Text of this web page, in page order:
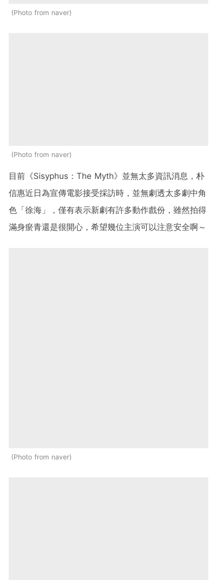
Photo from naver
Photo from naver
目前《Sisyphus：The Myth》並無太多資訊消息，朴
信惠近日為宣傳電影接受採訪時，並無劇透太多劇中角
色「徐海」，僅有表示新劇有許多動作戲份，雖然拍得
滿身瘀青還是很開心，希望幾位主演可以注意安全啊～
Photo from naver